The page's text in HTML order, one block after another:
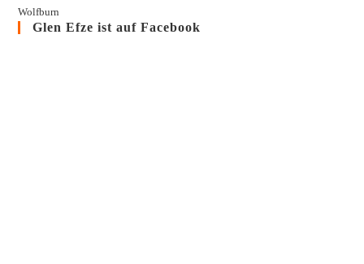
Wolfburn
Glen Efze ist auf Facebook